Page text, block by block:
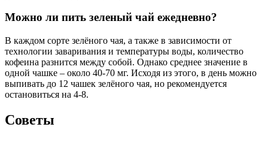
Можно ли пить зеленый чай ежедневно?
В каждом сорте зелёного чая, а также в зависимости от
технологии заваривания и температуры воды, количество
кофеина разнится между собой. Однако среднее значение в
одной чашке – около 40-70 мг. Исходя из этого, в день можно
выпивать до 12 чашек зелёного чая, но рекомендуется
остановиться на 4-8.
Советы